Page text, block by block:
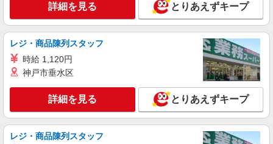
詳細を見る とりあえずキープ
レジ・商品陳列スタッフ
時給 1,120円
神戸市垂水区
詳細を見る とりあえずキープ
レジ・商品陳列スタッフ